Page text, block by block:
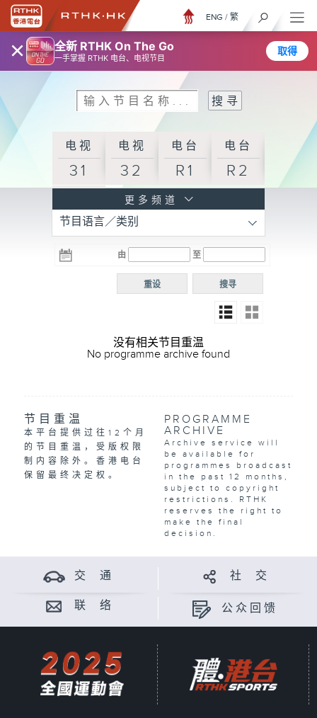
× 全新 RTHK On The Go
一手掌握 RTHK 电台、电视节目
取得
ENG / 繁
电视
31
电视
32
电台
R1
电台
R2
R3
电台 电台
R5
电台
普通
更多频道
节目语言／类别
由 至
搜寻
重设
没有相关节目重温
No programme archive found
节目重温
本平台提供过往12个月
的节目重温，受版权限
制内容除外。香港电台
保留最终决定权。
PROGRAMME
ARCHIVE
Archive service will
be available for
programmes broadcast
in the past 12 months,
subject to copyright
restrictions. RTHK
reserves the right to
make the final
decision.
交 通 社 交
联 络 公众回馈